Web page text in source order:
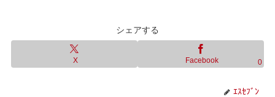
シェアする
X Facebook 0
ｴｽｾﾌﾞﾝ